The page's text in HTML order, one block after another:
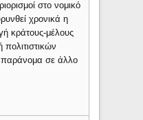
στο νομικό
χρονικά η
κράτους-μέλους
πολιτιστικών
σε άλλο